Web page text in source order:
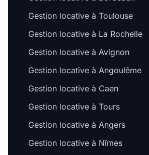
Gestion locative à Toulouse
Gestion locative à La Rochelle
Gestion locative à Avignon
Gestion locative à Angoulême
Gestion locative à Caen
Gestion locative à Tours
Gestion locative à Angers
Gestion locative à Nîmes